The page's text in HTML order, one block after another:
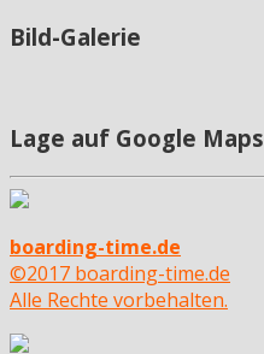
Bild-Galerie
Lage auf Google Maps
boarding-time.de
©2017 boarding-time.de
Alle Rechte vorbehalten.